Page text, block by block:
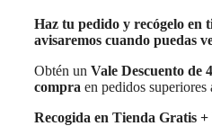
Haz tu pedido y recógelo en
avisaremos cuando puedas
Obtén un Vale Descuento de
compra en pedidos superiores
Recogida en Tienda Gratis +